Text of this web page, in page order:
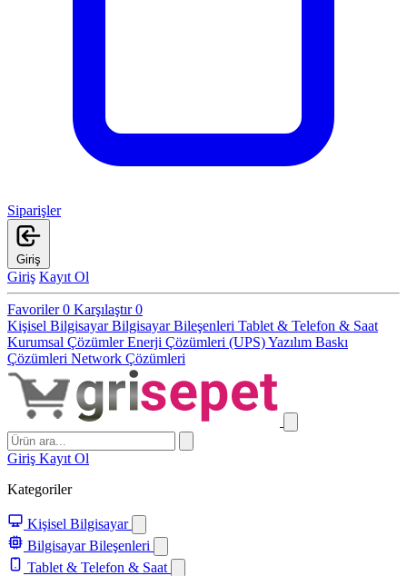
Siparişler
Giriş
Giriş Kayıt Ol
Favoriler0 Karşılaştır0
Kişisel BilgisayarBilgisayar Bileşenleri Tablet & Telefon & Saat
Kurumsal ÇözümlerEnerji Çözümleri (UPS)Yazılım Baskı
Çözümleri Network Çözümleri
Giriş Kayıt Ol
Kategoriler
Kişisel Bilgisayar
Bilgisayar Bileşenleri
Tablet & Telefon & Saat